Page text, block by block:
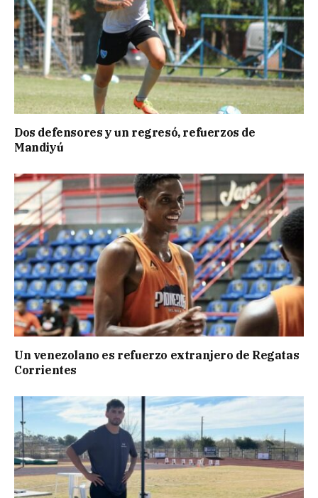
Dos defensores y un regresó, refuerzos de
Mandiyú
Un venezolano es refuerzo extranjero de Regatas
Corrientes